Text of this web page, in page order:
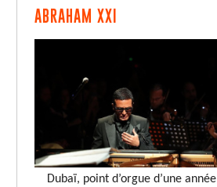
ABRAHAM XXI
Dubaï, point d’orgue d’une année